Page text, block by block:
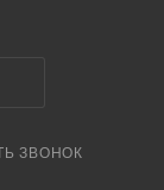
ЗВОНОК